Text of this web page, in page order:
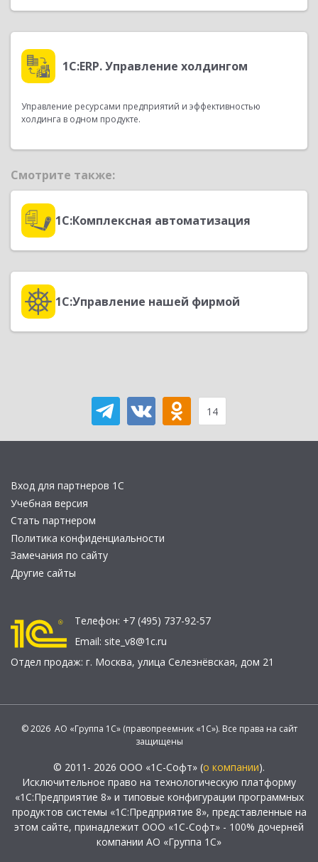
1С:ERP. Управление холдингом
Управление ресурсами предприятий и эффективностью
холдинга в одном продукте.
Смотрите также:
1С:Комплексная автоматизация
1С:Управление нашей фирмой
14
Вход для партнеров 1С
Учебная версия
Стать партнером
Политика конфиденциальности
Замечания по сайту
Другие сайты
Телефон: +7 (495) 737-92-57
Email: site_v8@1c.ru
Отдел продаж: г. Москва, улица Селезнёвская, дом 21
© 2026 АО «Группа 1С» (правопреемник «1С»). Все права на сайт
защищены
© 2011- 2026 ООО «1С-Софт» (о компании).
Исключительное право на технологическую платформу
«1С:Предприятие 8» и типовые конфигурации программных
продуктов системы «1С:Предприятие 8», представленные на
этом сайте, принадлежит ООО «1С-Софт» - 100% дочерней
компании АО «Группа 1С»